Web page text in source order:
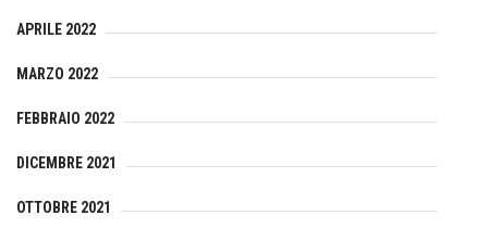
APRILE 2022
MARZO 2022
FEBBRAIO 2022
DICEMBRE 2021
OTTOBRE 2021